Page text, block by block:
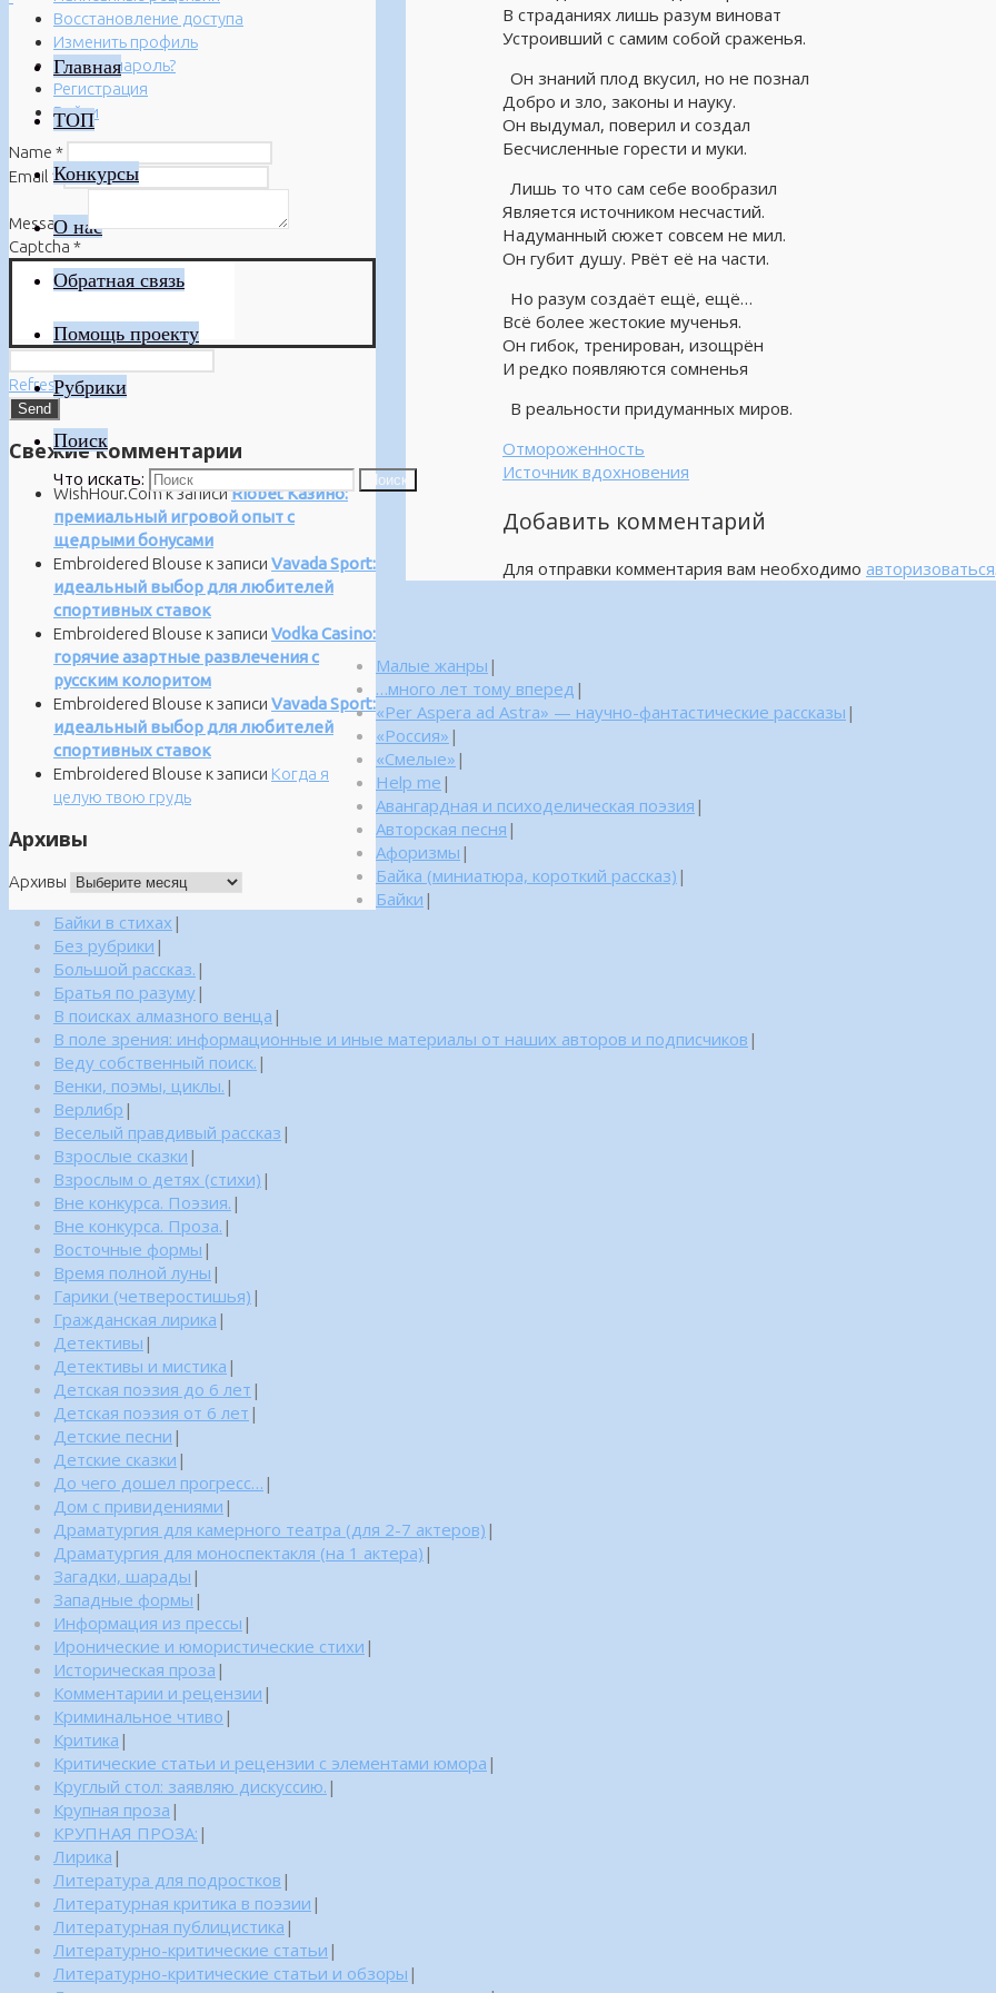
Главная
ТОП
Конкурсы
О нас
Обратная связь
Помощь проекту
Рубрики
Поиск
Что искать: Поиск
В страданиях лишь разум виноват
Устроивший с самим собой сраженья.
Он знаний плод вкусил, но не познал
Добро и зло, законы и науку.
Он выдумал, поверил и создал
Бесчисленные горести и муки.
Лишь то что сам себе вообразил
Является источником несчастий.
Надуманный сюжет совсем не мил.
Он губит душу. Рвёт её на части.
Но разум создаёт ещё, ещё…
Всё более жестокие мученья.
Он гибок, тренирован, изощрён
И редко появляются сомненья
В реальности придуманных миров.
Отмороженность
Источник вдохновения
Добавить комментарий
Для отправки комментария вам необходимо авторизоваться
Восстановление доступа
Изменить профиль
Забыли пароль?
Регистрация
Войти
Name *
Email *
Message*
Captcha *
Refresh
Свежие комментарии
WishHour.Comк записиRiobet Казино:
премиальный игровой опыт с
щедрыми бонусами
Embroidered Blouse к записи Vavada Sport:
идеальный выбор для любителей
спортивных ставок
Embroidered Blouse к записи Vodka Casino:
горячие азартные развлечения с
русским колоритом
Embroidered Blouse к записи Vavada Sport:
идеальный выбор для любителей
спортивных ставок
Embroidered Blouse к записи Когда я
целую твою грудь
Архивы
Архивы
Малые жанры |
…много лет тому вперед |
«Per Aspera ad Astra» — научно-фантастические рассказы |
«Россия» |
«Смелые» |
Help me |
Авангардная и психоделическая поэзия |
Авторская песня |
Афоризмы |
Байка (миниатюра, короткий рассказ) |
Байки |
Байки в стихах |
Без рубрики |
Большой рассказ. |
Братья по разуму|
В поисках алмазного венца |
В поле зрения: информационные и иные материалы от наших авторов и подписчиков |
Веду собственный поиск. |
Венки, поэмы, циклы. |
Верлибр |
Веселый правдивый рассказ |
Взрослые сказки |
Взрослым о детях (стихи) |
Вне конкурса. Поэзия. |
Вне конкурса. Проза. |
Восточные формы |
Время полной луны |
Гарики (четверостишья) |
Гражданская лирика |
Детективы |
Детективы и мистика |
Детская поэзия до 6 лет |
Детская поэзия от 6 лет |
Детские песни |
Детские сказки |
До чего дошел прогресс… |
Дом с привидениями |
Драматургия для камерного театра (для 2-7 актеров) |
Драматургия для моноспектакля (на 1 актера) |
Загадки, шарады |
Западные формы |
Информация из прессы |
Иронические и юмористические стихи |
Историческая проза |
Комментарии и рецензии |
Криминальное чтиво |
Критика |
Критические статьи и рецензии с элементами юмора |
Круглый стол: заявляю дискуссию. |
Крупная проза |
КРУПНАЯ ПРОЗА: |
Лирика |
Литература для подростков |
Литературная критика в поэзии |
Литературная публицистика |
Литературно-критические статьи |
Литературно-критические статьи и обзоры |